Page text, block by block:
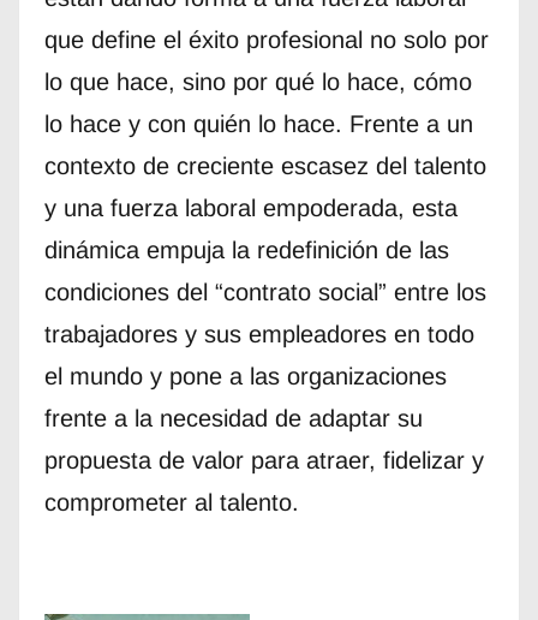
que define el éxito profesional no solo por
lo que hace, sino por qué lo hace, cómo
lo hace y con quién lo hace. Frente a un
contexto de creciente escasez del talento
y una fuerza laboral empoderada, esta
dinámica empuja la redefinición de las
condiciones del “contrato social” entre los
trabajadores y sus empleadores en todo
el mundo y pone a las organizaciones
frente a la necesidad de adaptar su
propuesta de valor para atraer, fidelizar y
comprometer al talento.